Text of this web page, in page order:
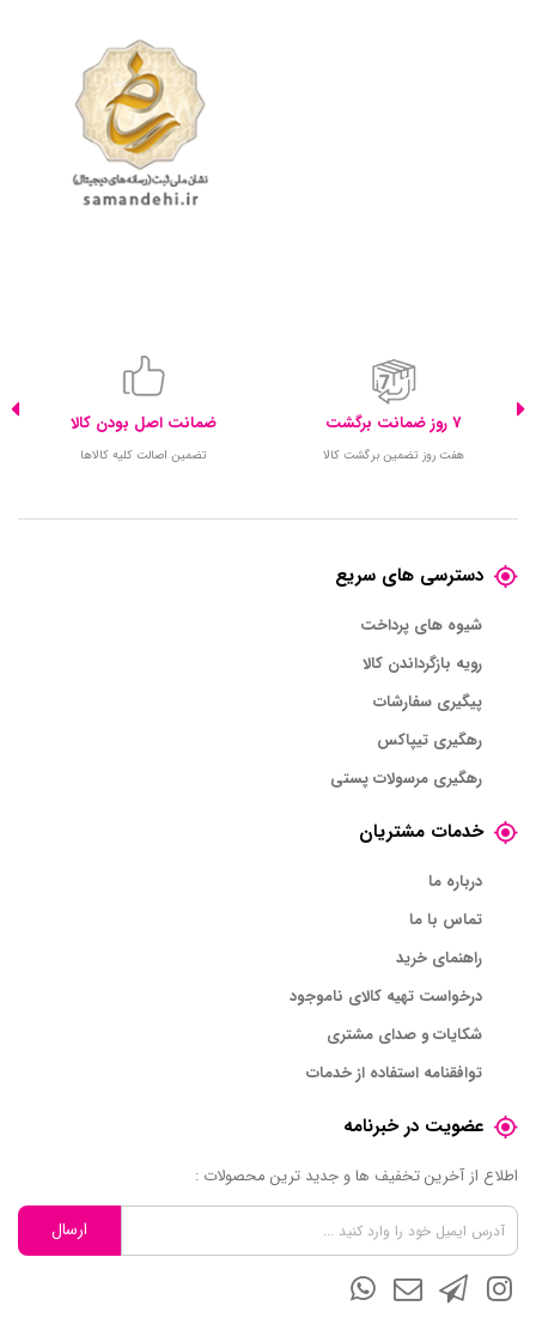
7 روز ضمانت برگشت
هفت روز تضمین برگشت کالا
ضمانت اصل بودن کالا
تضمین اصالت کلیه کالاها
دسترسی های سریع
شیوه های پرداخت
رویه بازگرداندن کالا
پیگیری سفارشات
رهگیری تیپاکس
رهگیری مرسولات پستی
خدمات مشتریان
درباره ما
تماس با ما
راهنمای خرید
درخواست تهیه کالای ناموجود
شکایات و صدای مشتری
توافقنامه استفاده از خدمات
عضویت در خبرنامه
اطلاع از آخرین تخفیف ها و جدید ترین محصولات :
ارسال